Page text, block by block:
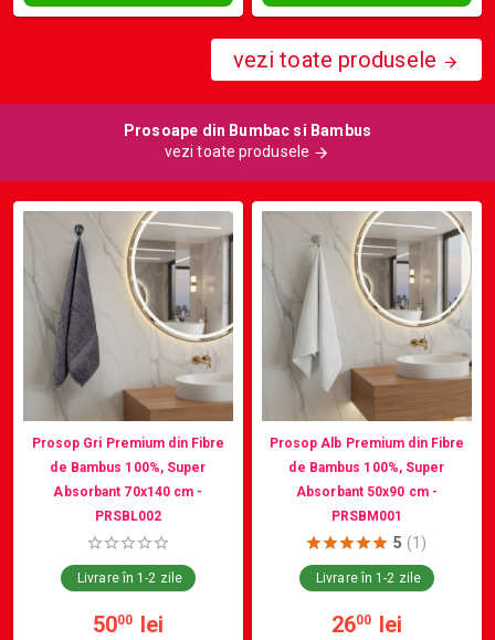
vezi toate produsele
Prosoape din Bumbac si Bambus
vezi toate produsele
Prosop Gri Premium din Fibre
de Bambus 100%, Super
Absorbant 70x140 cm -
PRSBL002
Livrare în 1-2 zile
5000 lei
Prosop Alb Premium din Fibre
de Bambus 100%, Super
Absorbant 50x90 cm -
PRSBM001
5 (1)
Livrare în 1-2 zile
2600 lei